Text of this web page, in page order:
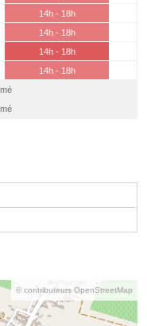
14h - 18h
14h - 18h
14h - 18h
14h - 18h
© contributeurs OpenStreetMap